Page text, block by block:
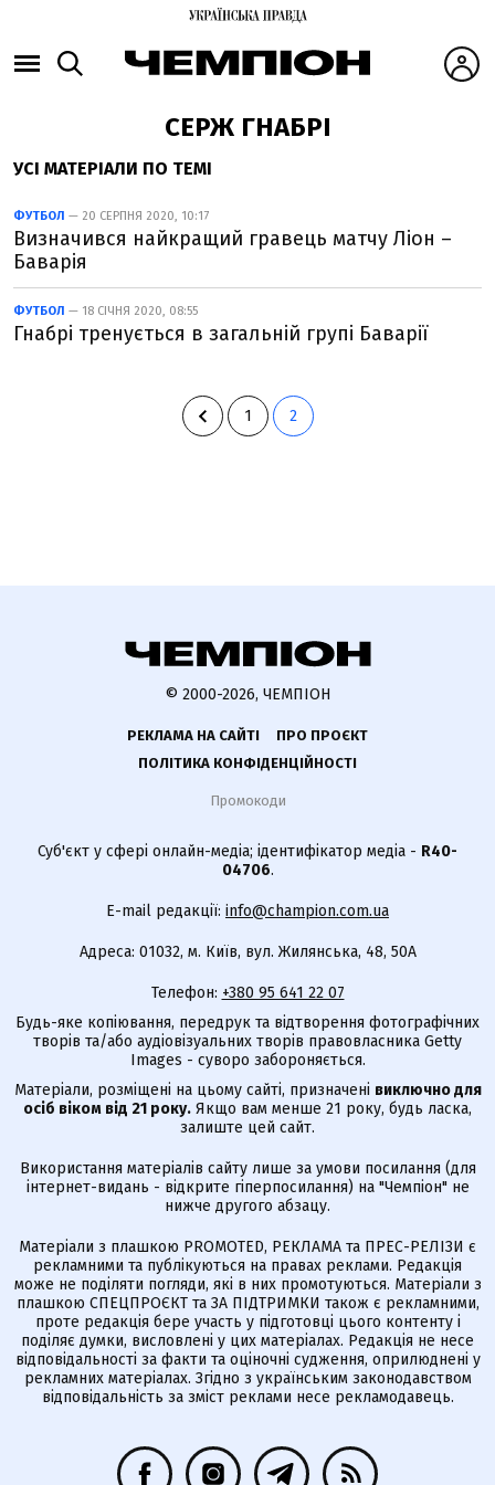
СЕРЖ ГНАБРІ
УСІ МАТЕРІАЛИ ПО ТЕМІ
ФУТБОЛ — 20 СЕРПНЯ 2020, 10:17
Визначився найкращий гравець матчу Ліон –
Баварія
ФУТБОЛ — 18 СІЧНЯ 2020, 08:55
Гнабрі тренується в загальній групі Баварії
1 2
© 2000-2026, ЧЕМПІОН
РЕКЛАМА НА САЙТІ
ПРО ПРОЄКТ
ПОЛІТИКА КОНФІДЕНЦІЙНОСТІ
Промокоди
Суб'єкт у сфері онлайн-медіа; ідентифікатор медіа - R40-
04706.
E-mail редакції: info@champion.com.ua
Адреса: 01032, м. Київ, вул. Жилянська, 48, 50А
Телефон: +380 95 641 22 07
Будь-яке копіювання, передрук та відтворення фотографічних
творів та/або аудіовізуальних творів правовласника Getty
Images - суворо забороняється.
Матеріали, розміщені на цьому сайті, призначені виключно для
осіб віком від 21 року. Якщо вам менше 21 року, будь ласка,
залиште цей сайт.
Використання матеріалів сайту лише за умови посилання (для
інтернет-видань - відкрите гіперпосилання) на "Чемпіон" не
нижче другого абзацу.
Матеріали з плашкою PROMOTED, РЕКЛАМА та ПРЕС-РЕЛІЗИ є
рекламними та публікуються на правах реклами. Редакція
може не поділяти погляди, які в них промотуються. Матеріали з
плашкою СПЕЦПРОЄКТ та ЗА ПІДТРИМКИ також є рекламними,
проте редакція бере участь у підготовці цього контенту і
поділяє думки, висловлені у цих матеріалах. Редакція не несе
відповідальності за факти та оціночні судження, оприлюднені у
рекламних матеріалах. Згідно з українським законодавством
відповідальність за зміст реклами несе рекламодавець.